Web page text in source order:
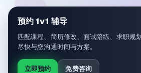
预约 1v1 辅导
匹配课程、简历修改、面试陪练、求职规
尽快与您沟通时间与方案。
立即预约 免费咨询